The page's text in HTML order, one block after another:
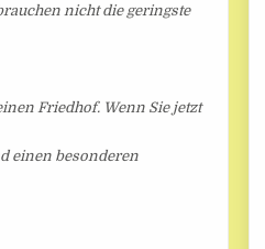
nicht die geringste
Friedhof. Wenn Sie jetzt
einen besonderen